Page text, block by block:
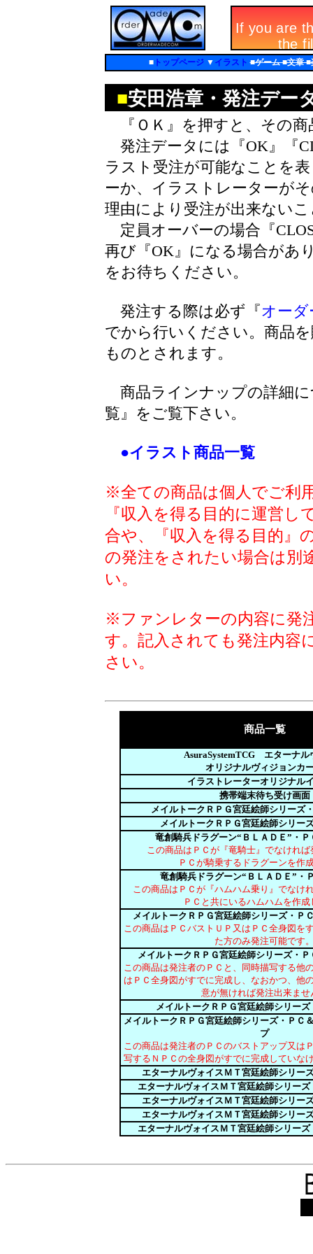
■トップページ▼ イラスト ■ゲーム ■文章
■安田浩章・発注デー
『ＯＫ』を押すと、その
発注データには『OK』『
ラスト受注が可能なことを
ーか、イラストレーターが
理由により受注が出来ない
定員オーバーの場合『
再び『OK』になる場合があ
をお待ちください。
発注する際は必ず『オーダ
でから行いください。商品
ものとされます。
商品ラインナップの詳細
覧』をご覧下さい。
●イラスト商品一覧
※全ての商品は個人でご利
『収入を得る目的に運営
合や、『収入を得る目的』
の発注をされたい場合は別
い。
※ファンレターの内容に発
す。記入されても発注内容
さい。
商品一覧
AsuraSystemTCG エターナル
オリジナルヴィジョンカ
イラストレーターオリジナル
携帯端末待ち受け画面
メイルトークＲＰＧ宮廷絵師シリーズ
メイルトークＲＰＧ宮廷絵師シリー
竜創騎兵ドラグーン“ＢＬＡＤＥ”・
この商品はＰＣが『竜騎士』でなけれ
ＰＣが騎乗するドラグーンを作
竜創騎兵ドラグーン“ＢＬＡＤＥ”・
この商品はＰＣが『ハムハム乗り』でなけ
ＰＣと共にいるハムハムを作成
メイルトークＲＰＧ宮廷絵師シリーズ・Ｐ
この商品はＰＣバストＵＰ又はＰＣ全身図を
た方のみ発注可能です
メイルトークＲＰＧ宮廷絵師シリーズ・
この商品は発注者のＰＣと、同時描写する他
はＰＣ全身図がすでに完成し、なおかつ、他
意が無ければ発注出来ませ
メイルトークＲＰＧ宮廷絵師シリー
メイルトークＲＰＧ宮廷絵師シリーズ・ＰＣ
プ
この商品は発注者のＰＣのバストアップ又は
写するＮＰＣの全身図がすでに完成していな
エターナルヴォイスＭＴ宮廷絵師シリー
エターナルヴォイスＭＴ宮廷絵師シリー
エターナルヴォイスＭＴ宮廷絵師シリー
エターナルヴォイスＭＴ宮廷絵師シリー
エターナルヴォイスＭＴ宮廷絵師シリー